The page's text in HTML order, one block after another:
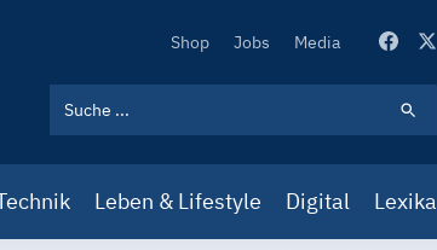
Secondary
Shop Jobs Media
Leben & Lifestyle Digital Lexika